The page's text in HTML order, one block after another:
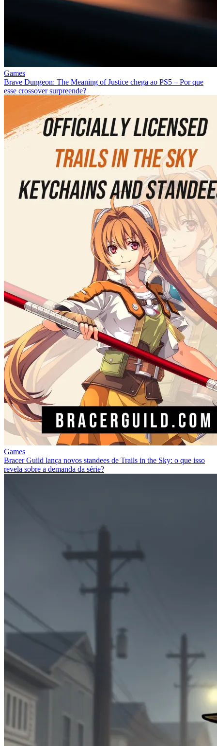
Games
Brave Dungeon: The Meaning of Justice chega ao PS5 – Por que
esse crossover surpreende?
Games
Bracer Guild lança novos standees de Trails in the Sky: o que isso
revela sobre a demanda da série?